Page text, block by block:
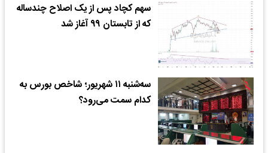
سهم کچاد پس از یک اصلاح چندساله
که از تابستان ۹۹ آغاز شد
​سه‌شنبه ۱۱ شهریور؛ شاخص بورس به
کدام سمت می‌رود؟